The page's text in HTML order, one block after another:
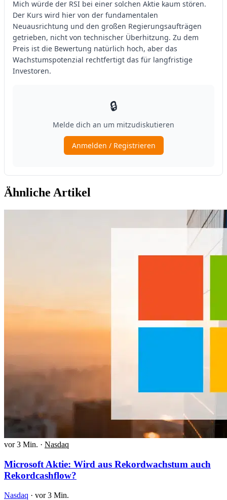
Ähnliche Artikel
vor 3 Min. · Nasdaq
Microsoft Aktie: Wird aus Rekordwachstum auch
Rekordcashflow?
Nasdaq · vor 3 Min.